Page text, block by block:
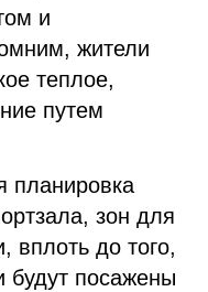
и
жители
теплое,
путем
планировка
зон для
вплоть до того,
будут посажены